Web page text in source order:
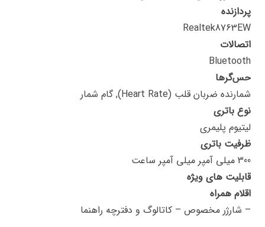
پردازنده
Realtek8763EW
اتصالات
Bluetooth
حس‌گرها
شمارنده ضربان قلب (Heart Rate), گام شمار
نوع باتری
لیتیوم پلیمری
ظرفیت باتری
300 میلی آمپر میلی آمپر ساعت
قابلیت های ویژه
اقلام همراه
– شارژر مخصوص – کاتالوگ و دفترچه راهنما